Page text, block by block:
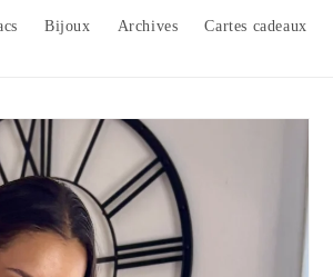
Bijoux Archives Cartes cadeaux